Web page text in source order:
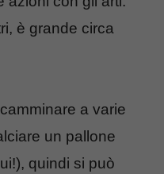
è grande circa
a varie
un pallone
quindi si può